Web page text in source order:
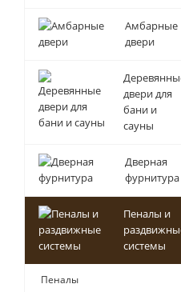
Амбарные
двери
двери для
бани и
сауны
Дверная
фурнитура
Пеналы и
системы
Пеналы